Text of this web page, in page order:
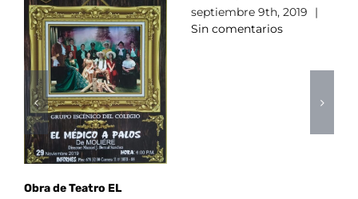
Obra de Teatro EL
septiembre 9th, 2019
|
Sin comentarios